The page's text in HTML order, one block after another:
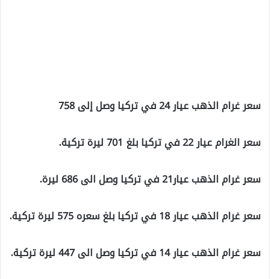
سعر غرام الذهب عيار 24 في تركيا وصل إلى 758
سعر الغرام عيار 22 في تركيا بلغ 701 ليرة تركية.
سعر غرام الذهب عيار21 في تركيا وصل الى 686 ليرة.
سعر غرام الذهب عيار 18 في تركيا بلغ سعره 575 ليرة تركية.
سعر غرام الذهب عيار 14 في تركيا وصل الى 447 ليرة تركية.